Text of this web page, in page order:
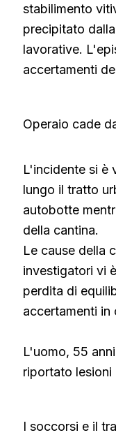
stabilimento
precipitato
lavorative.
accertamenti
Operaio cade
L'incidente si è
lungo il tratto
autobotte
della cantina.
Le cause della
investigatori vi
perdita di
accertamenti in
L'uomo, 55
riportato lesioni
I soccorsi e il